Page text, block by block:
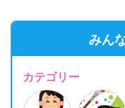
みん
カテゴリー